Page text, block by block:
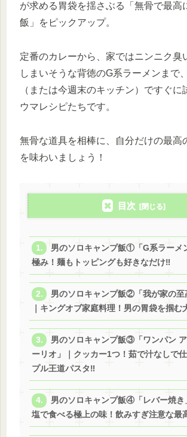
が求める胃袋を揺さぶる「無骨で最高
飯」をピックアップ。
定番のカレーから、家ではニンニク臭
しまいそうな背徳のG系ラーメンまで
（または今週末のキッチン）ですぐに
ウマレシピたちです。
無骨な道具を相棒に、自分だけの最高
を味わいましょう！
目次
男のソロキャンプ飯①「G系ラーメ
極み！麺もトッピングも好きなだけ‼
男のソロキャンプ飯②「我が家の至
｜キングオブ家庭料理！男の胃袋を掴む
男のソロキャンプ飯③「ワンパン
ーリオ」｜クッカー1つ！茹で汁なしで
プル王道パスタ‼
男のソロキャンプ飯④「レバー焼き
塩で食べる極上の味！飲みすぎ注意な最